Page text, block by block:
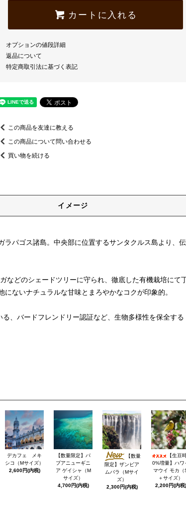
カートに入れる
オプションの値段詳細
返品について
特定商取引法に基づく表記
この商品を友達に教える
この商品について問い合わせる
買い物を続ける
イメージ
パゴス諸島。中央部に位置するサンタクルス島より、伝
などのシェードツリーに守られ、徹底した有機栽培にて
ないナチュラルな甘味とまろやかなコクが印象的。
、バードフレンドリー認証など、生物多様性を保全する
デカフェ メキ
シコ（Mサイズ）
2,600円(内税)
【数量限定】パ
プアニューギニ
ア ゲイシャ（M
サイズ）
4,700円(内税)
【数量
限定】ザンビア
ムバラ（Mサイ
ズ）
2,300円(内税)
【生豆
0%増量】ハワ
マウイ モカ（
＋サイズ）
2,200円(内税)